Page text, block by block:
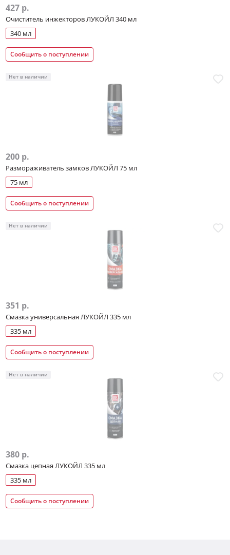
427 р.
Очиститель инжекторов ЛУКОЙЛ 340 мл
340 мл
Сообщить о поступлении
Нет в наличии
200 р.
Размораживатель замков ЛУКОЙЛ 75 мл
75 мл
Сообщить о поступлении
Нет в наличии
351 р.
Смазка универсальная ЛУКОЙЛ 335 мл
335 мл
Сообщить о поступлении
Нет в наличии
380 р.
Смазка цепная ЛУКОЙЛ 335 мл
335 мл
Сообщить о поступлении